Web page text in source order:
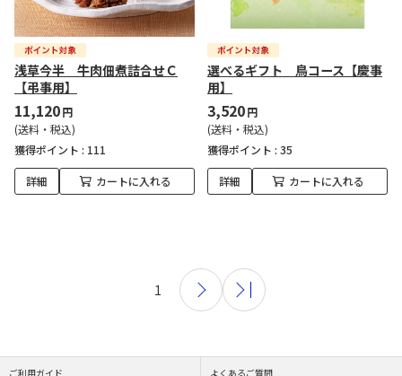
浅草今半 牛肉佃煮詰合せＣ
【弔事用】
11,120円
(送料・税込)
獲得ポイント : 111
詳細 カートに入れる
選べるギフト 鳥コース【慶事
用】
3,520円
(送料・税込)
獲得ポイント : 35
詳細 カートに入れる
1
ご利用ガイド よくあるご質問